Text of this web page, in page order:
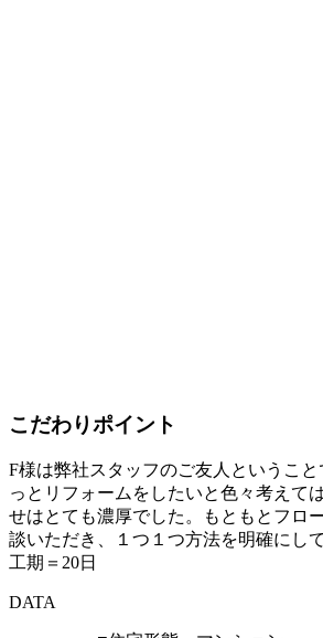
こだわりポイント
F様は弊社スタッフのご友人というこ
っとリフォームをしたいと色々考えて
せはとても濃厚でした。もともとフロ
談いただき、１つ１つ方法を明確にし
工期＝20日
DATA